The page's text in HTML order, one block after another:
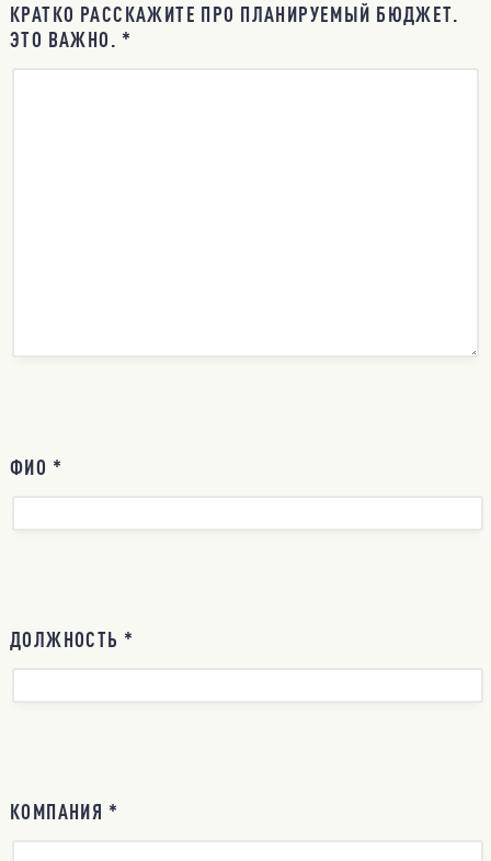
КРАТКО РАССКАЖИТЕ ПРО ПЛАНИРУЕМЫЙ БЮДЖЕТ.
ЭТО ВАЖНО. *
ФИО *
ДОЛЖНОСТЬ *
КОМПАНИЯ *